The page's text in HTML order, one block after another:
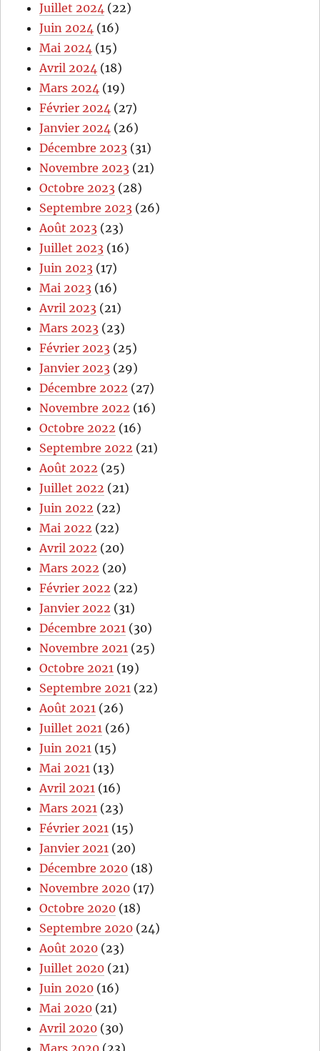
Juillet 2024 (22)
Juin 2024 (16)
Mai 2024 (15)
Avril 2024 (18)
Mars 2024 (19)
Février 2024 (27)
Janvier 2024 (26)
Décembre 2023 (31)
Novembre 2023 (21)
Octobre 2023 (28)
Septembre 2023 (26)
Août 2023 (23)
Juillet 2023 (16)
Juin 2023 (17)
Mai 2023 (16)
Avril 2023 (21)
Mars 2023 (23)
Février 2023 (25)
Janvier 2023 (29)
Décembre 2022 (27)
Novembre 2022 (16)
Octobre 2022 (16)
Septembre 2022 (21)
Août 2022 (25)
Juillet 2022 (21)
Juin 2022 (22)
Mai 2022 (22)
Avril 2022 (20)
Mars 2022 (20)
Février 2022 (22)
Janvier 2022 (31)
Décembre 2021 (30)
Novembre 2021 (25)
Octobre 2021 (19)
Septembre 2021 (22)
Août 2021 (26)
Juillet 2021 (26)
Juin 2021 (15)
Mai 2021 (13)
Avril 2021 (16)
Mars 2021 (23)
Février 2021 (15)
Janvier 2021 (20)
Décembre 2020 (18)
Novembre 2020 (17)
Octobre 2020 (18)
Septembre 2020 (24)
Août 2020 (23)
Juillet 2020 (21)
Juin 2020 (16)
Mai 2020 (21)
Avril 2020 (30)